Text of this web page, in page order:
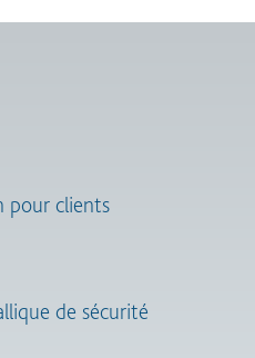
pour clients
de sécurité